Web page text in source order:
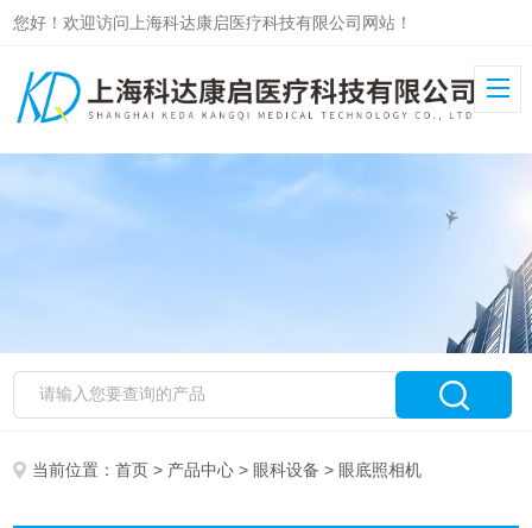
您好！欢迎访问上海科达康启医疗科技有限公司网站！
当前位置：首页 > 产品中心 > 眼科设备 > 眼底照相机